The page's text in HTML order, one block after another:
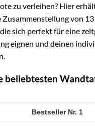
zu verleihen? Hier
von
sich perfekt für eine
eignen und deinen
beliebtesten
1